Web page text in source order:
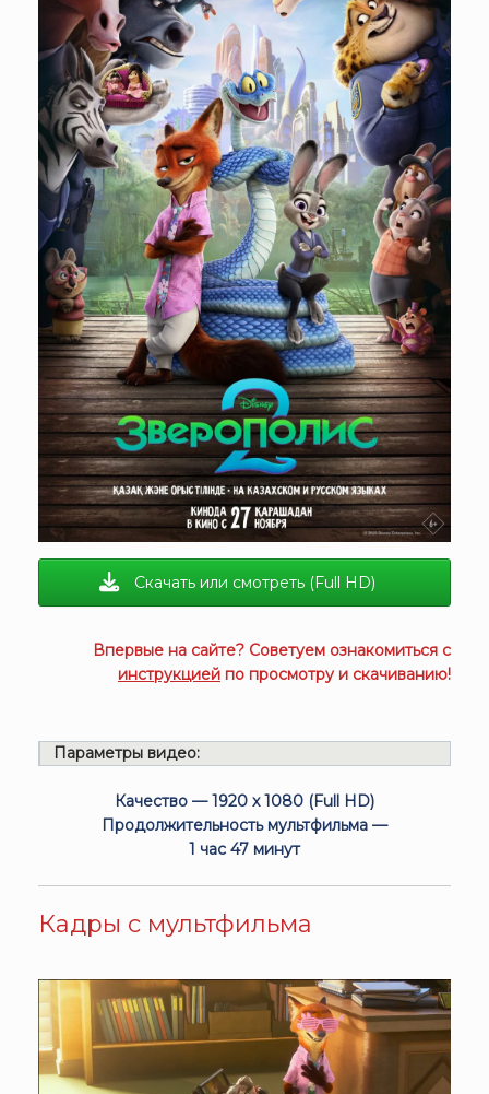
Скачать или смотреть (Full HD)
Впервые на сайте? Советуем ознакомиться с
инструкцией по просмотру и скачиванию!
Параметры видео:
Качество — 1920 x 1080 (Full HD)
Продолжительность мультфильма —
1 час 47 минут
Кадры с мультфильма